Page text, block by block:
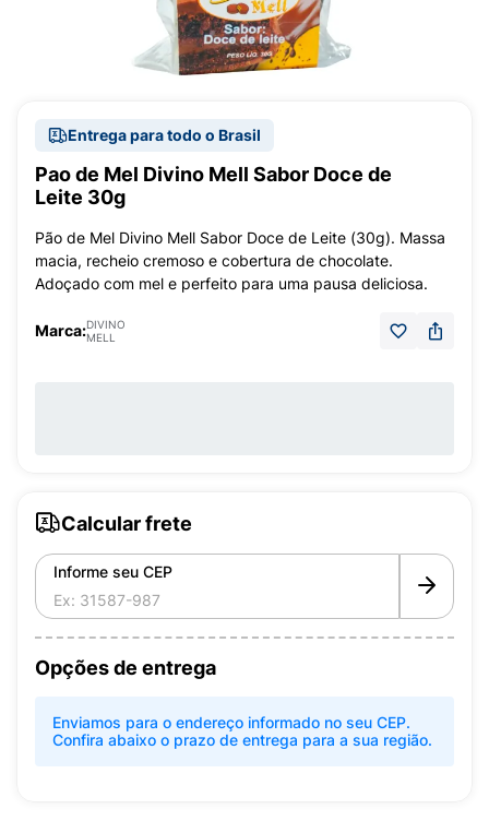
Entrega para todo o Brasil
Pao de Mel Divino Mell Sabor Doce de
Leite 30g
Pão de Mel Divino Mell Sabor Doce de Leite (30g). Massa
macia, recheio cremoso e cobertura de chocolate.
Adoçado com mel e perfeito para uma pausa deliciosa.
Marca:DIVINO
MELL
Calcular frete
Informe seu CEP
Opções de entrega
Enviamos para o endereço informado no seu CEP.
Confira abaixo o prazo de entrega para a sua região.